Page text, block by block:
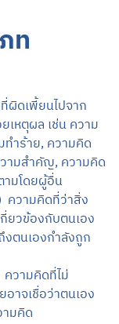
ท
ผิดเพี้ยนไปจาก
เหตุผล เช่น ความ
ำร้าย, ความคิด
ามสำคัญ, ความคิด
มโดยผู้อื่น
ความคิดที่ว่าสิ่ง
ยวข้องกับตนเอง
งตนเองกำลังถูก
วามคิดที่ไม่
าจเชื่อว่าตนเอง
มคิด